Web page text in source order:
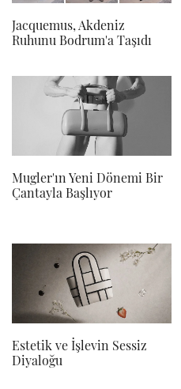
Jacquemus, Akdeniz
Ruhunu Bodrum'a Taşıdı
Mugler'ın Yeni Dönemi Bir
Çantayla Başlıyor
Estetik ve İşlevin Sessiz
Diyaloğu